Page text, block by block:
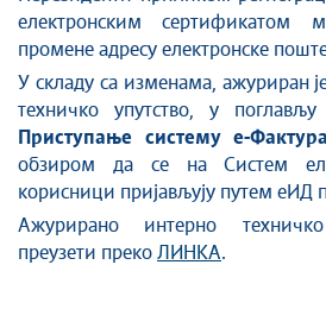
електронским сертификатом
промене адресу електронске
У складу са изменама, ажуриран
техничко упутство, у
Приступање систему е-
обзиром да се на Систем
корисници пријављују путем еИД
Ажурирано интерно
преузети преко ЛИНКА.